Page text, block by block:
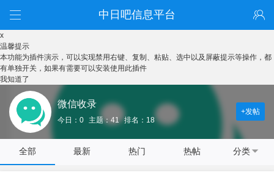
中日吧信息平台
x
温馨提示
本功能为插件演示，可以实现禁用右键、复制、粘贴、选中以及屏蔽提示等操作，都
有单独开关，如果有需要可以安装使用此插件
我知道了
微信收录
今日：0 主题：41 排名：18
+发帖
全部 最新 热门 热帖 分类